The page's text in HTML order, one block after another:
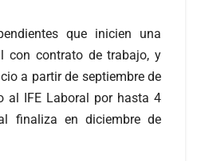
que inicien una
con contrato de trabajo, y
a partir de septiembre de
al IFE Laboral por hasta 4
finaliza en diciembre de